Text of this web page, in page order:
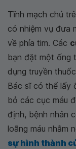
Tĩnh mạch chủ
có nhiệm vụ đưa
về phía tim. Các
bạn đặt một ống
dụng truyền
Bác sĩ có thể lấy
bỏ các cục máu
định, bệnh nhân
loãng máu nhằm
sự hình thành